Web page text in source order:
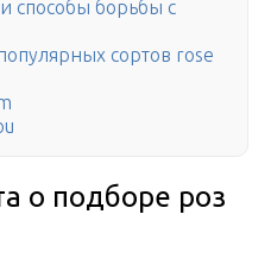
способы борьбы с
сортов rose
о подборе роз